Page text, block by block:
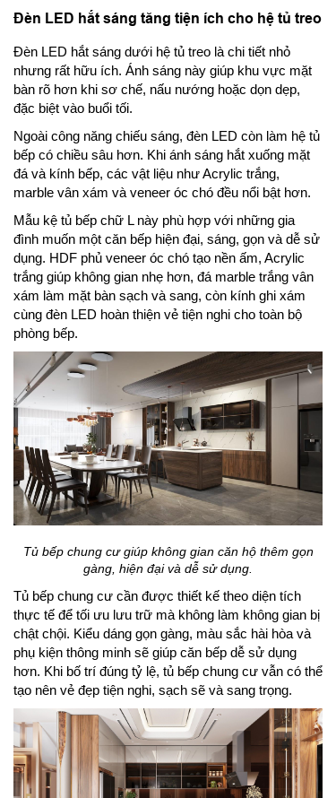
Đèn LED hắt sáng tăng tiện ích cho hệ tủ treo
Đèn LED hắt sáng dưới hệ tủ treo là chi tiết nhỏ
nhưng rất hữu ích. Ánh sáng này giúp khu vực mặt
bàn rõ hơn khi sơ chế, nấu nướng hoặc dọn dẹp,
đặc biệt vào buổi tối.
Ngoài công năng chiếu sáng, đèn LED còn làm hệ tủ
bếp có chiều sâu hơn. Khi ánh sáng hắt xuống mặt
đá và kính bếp, các vật liệu như Acrylic trắng,
marble vân xám và veneer óc chó đều nổi bật hơn.
Mẫu kệ tủ bếp chữ L này phù hợp với những gia
đình muốn một căn bếp hiện đại, sáng, gọn và dễ sử
dụng. HDF phủ veneer óc chó tạo nền ấm, Acrylic
trắng giúp không gian nhẹ hơn, đá marble trắng vân
xám làm mặt bàn sạch và sang, còn kính ghi xám
cùng đèn LED hoàn thiện vẻ tiện nghi cho toàn bộ
phòng bếp.
Tủ bếp chung cư giúp không gian căn hộ thêm gọn
gàng, hiện đại và dễ sử dụng.
Tủ bếp chung cư cần được thiết kế theo diện tích
thực tế để tối ưu lưu trữ mà không làm không gian bị
chật chội. Kiểu dáng gọn gàng, màu sắc hài hòa và
phụ kiện thông minh sẽ giúp căn bếp dễ sử dụng
hơn. Khi bố trí đúng tỷ lệ, tủ bếp chung cư vẫn có thể
tạo nên vẻ đẹp tiện nghi, sạch sẽ và sang trọng.